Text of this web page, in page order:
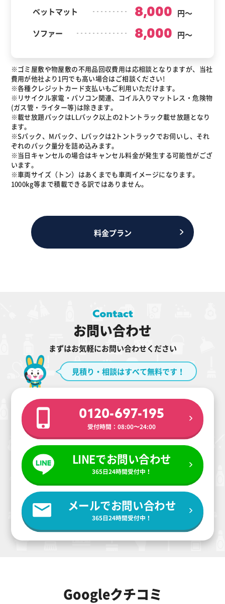
ベットマット
8,000 円～
ソファー
8,000 円～
※ゴミ屋敷や物屋敷の不用品回収費用は応相談となりますが、当社
費用が他社より1円でも高い場合はご相談ください!
※各種クレジットカード支払いもご利用いただけます。
※リサイクル家電・パソコン関連、コイル入りマットレス・危険物
(ガス管・ライター等)は除きます。
※載せ放題パックはLLパック以上の2トントラック載せ放題となり
ます。
※Sパック、Mパック、Lパックは2トントラックでお伺いし、それ
ぞれのパック量分を詰め込みます。
※当日キャンセルの場合はキャンセル料金が発生する可能性がござ
います。
※車両サイズ（トン）はあくまでも車両イメージになります。
1000kg等まで積載できる訳ではありません。
料金プラン
お問い合わせ
まずはお気軽にお問い合わせください
見積り・相談はすべて無料です！
0120-697-195
受付時間：08:00〜24:00
LINEでお問い合わせ
365日24時間受付中！
メールでお問い合わせ
365日24時間受付中！
Googleクチコミ